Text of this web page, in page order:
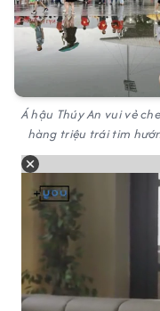
Á hậu Thúy An vui vẻ
hàng triệu trái tim